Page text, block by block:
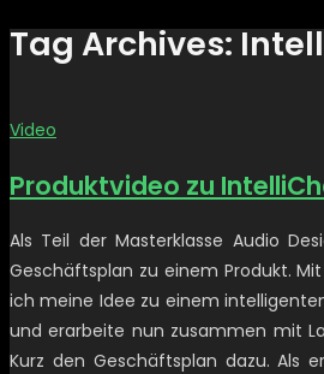
Tag Archives:
Video
Produktvideo zu
Als Teil der Masterklasse Audio
Geschäftsplan zu einem Produkt.
ich meine Idee zu einem
und erarbeite nun zusammen mit
Kurz den Geschäftsplan dazu. Als